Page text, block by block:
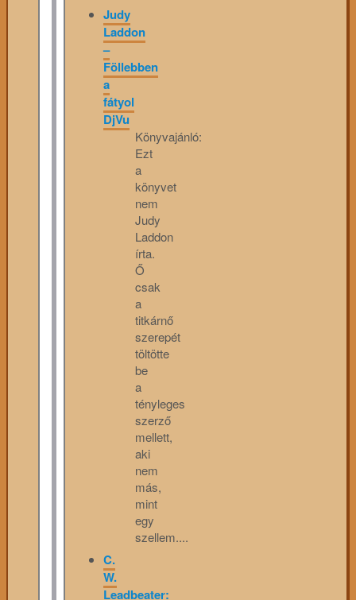
Judy
Laddon
–
Föllebben
a
fátyol
DjVu
Könyvajánló:
Ezt
a
könyvet
nem
Judy
Laddon
írta.
Ő
csak
a
titkárnő
szerepét
töltötte
be
a
tényleges
szerző
mellett,
aki
nem
más,
mint
egy
szellem....
C.
W.
Leadbeater: